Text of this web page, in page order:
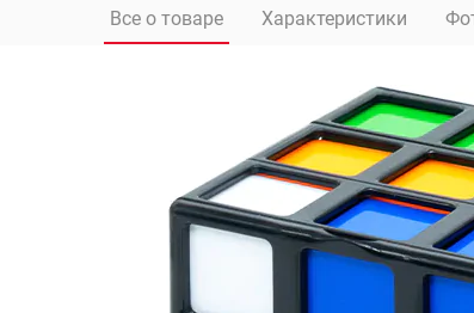
Все о товаре Характеристики